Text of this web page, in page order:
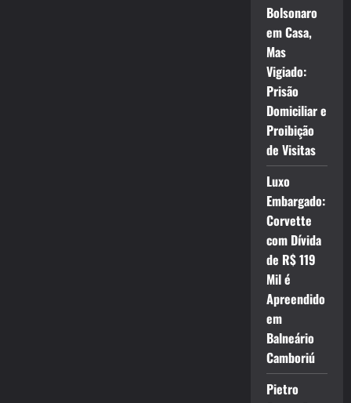
Bolsonaro
em Casa,
Mas
Vigiado:
Prisão
Domiciliar e
Proibição
de Visitas
Luxo
Embargado:
Corvette
com Dívida
de R$ 119
Mil é
Apreendido
em
Balneário
Camboriú
Pietro